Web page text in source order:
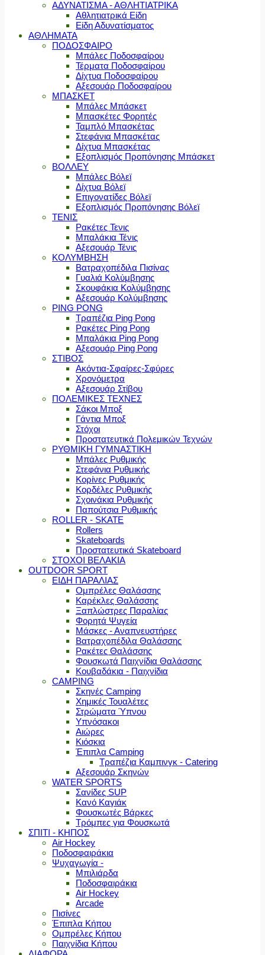
ΑΔΥΝΑΤΙΣΜΑ - ΑΘΛΗΤΙΑΤΡΙΚΑ
Αθλητιατρικά Είδη
Είδη Αδυνατίσματος
ΑΘΛΗΜΑΤΑ
ΠΟΔΟΣΦΑΙΡΟ
Μπάλες Ποδοσφαίρου
Τέρματα Ποδοσφαίρου
Δίχτυα Ποδοσφαίρου
Αξεσουάρ Ποδοσφαίρου
ΜΠΑΣΚΕΤ
Μπάλες Μπάσκετ
Μπασκέτες Φορητές
Ταμπλό Μπασκέτας
Στεφάνια Μπασκέτας
Δίχτυα Μπασκέτας
Εξοπλισμός Προπόνησης Μπάσκετ
ΒΟΛΛΕΥ
Μπάλες Βόλεϊ
Δίχτυα Βόλεϊ
Επιγονατίδες Βόλεϊ
Εξοπλισμός Προπόνησης Βόλεϊ
ΤΕΝΙΣ
Ρακέτες Τενις
Μπαλάκια Τένις
Αξεσουάρ Τένις
ΚΟΛΥΜΒΗΣΗ
Βατραχοπέδιλα Πισίνας
Γυαλιά Κολύμβησης
Σκουφάκια Κολύμβησης
Αξεσουάρ Κολύμβησης
PING PONG
Τραπέζια Ping Pong
Ρακέτες Ping Pong
Μπαλάκια Ping Pong
Αξεσουάρ Ping Pong
ΣΤΙΒΟΣ
Ακόντια-Σφαίρες-Σφύρες
Χρονόμετρα
Αξεσουάρ Στίβου
ΠΟΛΕΜΙΚΕΣ ΤΕΧΝΕΣ
Σάκοι Μποξ
Γάντια Μποξ
Στόχοι
Προστατευτικά Πολεμικών Τεχνών
ΡΥΘΜΙΚΗ ΓΥΜΝΑΣΤΙΚΗ
Μπάλες Ρυθμικής
Στεφάνια Ρυθμικής
Κορίνες Ρυθμικής
Κορδέλες Ρυθμικής
Σχοινάκια Ρυθμικής
Παπούτσια Ρυθμικής
ROLLER - SKATE
Rollers
Skateboards
Προστατευτικά Skateboard
ΣΤΟΧΟΙ ΒΕΛΑΚΙΑ
OUTDOOR SPORT
ΕΙΔΗ ΠΑΡΑΛΙΑΣ
Ομπρέλες Θαλάσσης
Καρέκλες Θαλάσσης
Ξαπλώστρες Παραλίας
Φορητά Ψυγεία
Μάσκες - Αναπνευστήρες
Βατραχοπέδιλα Θαλάσσης
Ρακέτες Θαλάσσης
Φουσκωτά Παιχνίδια Θαλάσσης
Κουβαδάκια - Παιχνίδια
CAMPING
Σκηνές Camping
Χημικές Τουαλέτες
Στρώματα Ύπνου
Υπνόσακοι
Αιώρες
Κιόσκια
Έπιπλα Camping
Τραπέζια Καμπινγκ - Catering
Αξεσουάρ Σκηνών
WATER SPORTS
Σανίδες SUP
Κανό Καγιάκ
Φουσκωτές Βάρκες
Τρόμπες για Φουσκωτά
ΣΠΙΤΙ - ΚΗΠΟΣ
Air Hockey
Ποδοσφαιράκια
Ψυχαγωγία -
Μπιλιάρδα
Ποδοσφαιράκια
Air Hockey
Arcade
Πισίνες
Έπιπλα Κήπου
Ομπρέλες Κήπου
Παιχνίδια Κήπου